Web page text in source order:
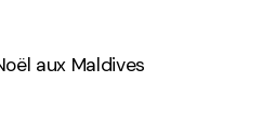
aux Maldives